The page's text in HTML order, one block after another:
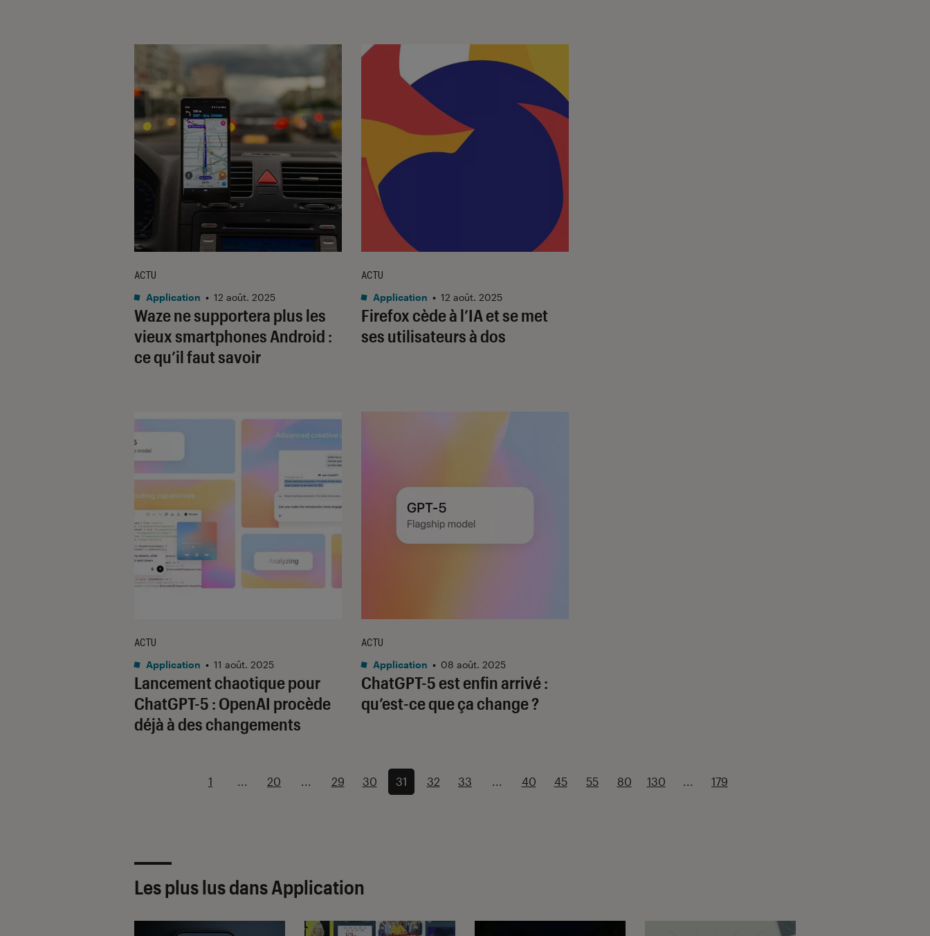
Waze ne supportera plus les
vieux smartphones Android :
ce qu’il faut savoir
ACTU
Application • 12 août. 2025
Firefox cède à l’IA et se met
ses utilisateurs à dos
ACTU
Application • 12 août. 2025
Lancement chaotique pour
ChatGPT-5 : OpenAI procède
déjà à des changements
ACTU
Application • 11 août. 2025
ChatGPT-5 est enfin arrivé :
qu’est-ce que ça change ?
ACTU
Application • 08 août. 2025
1 ... 20 ... 29 30 31 32 33 ... 40 45 55 80 130 ... 179
Les plus lus dans Application